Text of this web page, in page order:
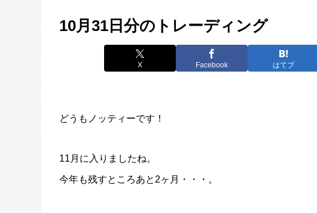
10月31日分のトレーディング
X Facebook はてブ
どうもノッティーです！
11月に入りましたね。
今年も残すところあと2ヶ月・・・。